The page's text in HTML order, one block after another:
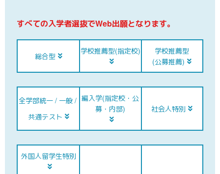
すべての入学者選抜でWeb出願となります。
総合型
学校推薦型(指定校)
学校推薦型
(公募推薦)
全学部統一 / 一般 /
共通テスト
編入学(指定校・公
募・内部)
社会人特別
外国人留学生特別